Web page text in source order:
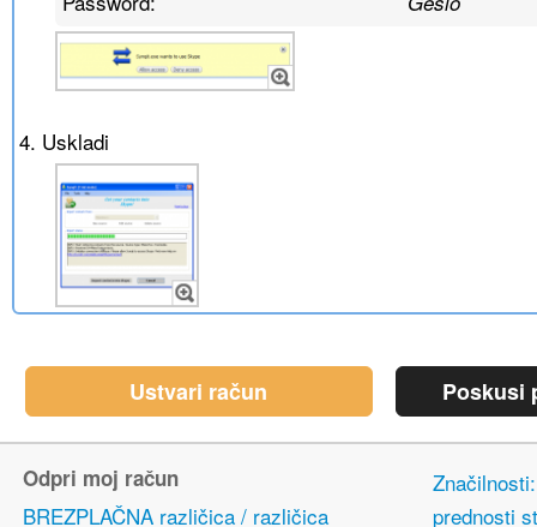
4. Uskladi
Ustvari račun Poskusi
Odpri moj račun
BREZPLAČNA različica / različica
prednosti